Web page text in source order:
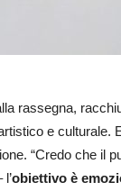
rassegna,
e culturale.
“Credo che il
l’obiettivo è